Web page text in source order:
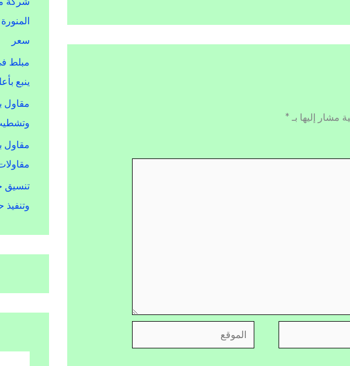
مشار إليها بـ *
الموقع
سعر
مبلط
ينبع
مقاول
مقاول
تنسيق